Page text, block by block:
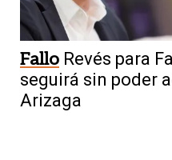
Fallo Revés para
seguirá sin poder
Arizaga